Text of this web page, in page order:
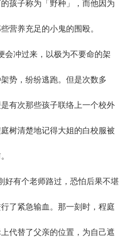
孩子称为「野种」，而他因为
营养充足的小鬼的围殴。
冲过来，以极为不要命的架
势，纷纷逃跑。但是次数多
有次那些孩子联络上一个校外
树清楚地记得大姐的白校服被
有个老师路过，恐怕后果不堪
了紧急输血。那一刻时，程庭
代替了父亲的位置，为自己遮